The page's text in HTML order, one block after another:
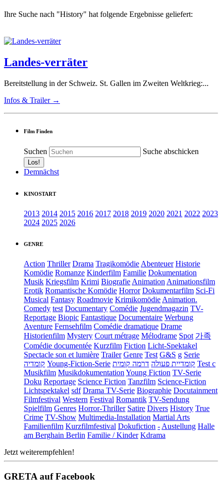
Ihre Suche nach "History" hat folgende Ergebnisse geliefert:
Landes-verräter
Bereitstellung in der Schweiz. St. Gallen im Zweiten Weltkrieg:...
Infos & Trailer →
Film Finden
Suchen Suche abschicken
Demnächst
KINOSTART
2013 2014 2015 2016 2017 2018 2019 2020 2021 2022 2023
2024 2025 2026
GENRE
Action Thriller Drama TragikomödieAbenteuer Historie
Komödie Romanze Kinderfilm Familie Dokumentation
Musik Kriegsfilm Krimi BiografieAnimationAnimationsfilm
Erotik Romantische Komödie Horror Dokumentarfilm Sci-Fi
Musical Fantasy Roadmovie KrimikomödieAnimation.
Comedy test Documentary Comédie Jugendmagazin TV-
Reportage Biopic Fantastique Documentaire Werbung
Aventure Fernsehfilm Comédie dramatique Drame
Historienfilm Mystery Court métrage Mélodrame Spot 가족
Comédie documentée Kurzfilm Fiction Licht-Spektakel
Spectacle son et lumière Trailer Genre Test G&S g Serie
קומדיה Young-Fiction-Serie קומדיית פעולה דרמה קומית
Test c
Musikfilm MusikdokumentationYoung Fiction TV-Serie
Doku Reportage Science Fiction Tanzfilm Science-Fiction
Lichtspektakel sdf Drama TV-Serie Biographie Docutainment
Filmfestival Western Festival Romantik TV-Sendung
Spielfilm Genres Horror-Thriller Satire Divers History True
Crime TV-Show Multimedia-Installation Martial Arts
Familienfilm Kurzfilmfestival Dokufiction -Austellung Halle
am Berghain Berlin Familie / Kinder Kdrama
Jetzt weiterempfehlen!
GRETA auf Facebook